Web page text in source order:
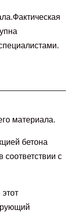
материала.
бетона
соответствии с